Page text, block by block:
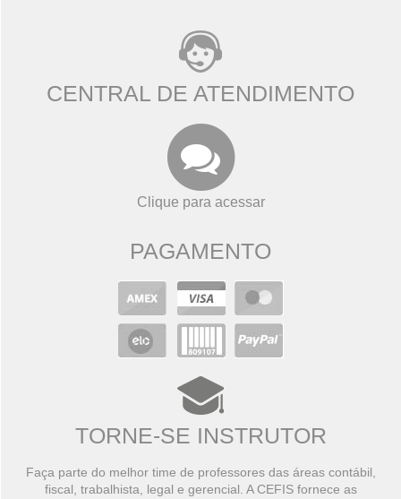
CENTRAL DE ATENDIMENTO
Clique para acessar
PAGAMENTO
TORNE-SE INSTRUTOR
Faça parte do melhor time de professores das áreas contábil,
fiscal, trabalhista, legal e gerencial. A CEFIS fornece as